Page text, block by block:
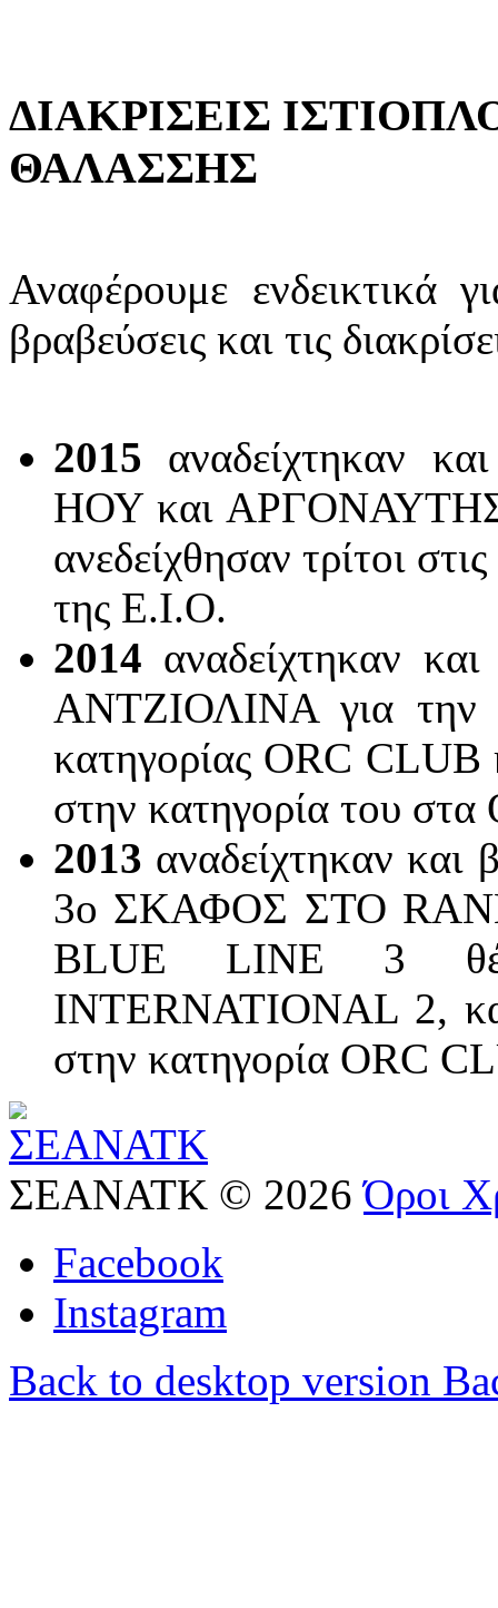
ΔΙΑΚΡΙΣΕΙΣ
ΘΑΛΑΣΣΗΣ
Αναφέρουμε ενδεικτικά
βραβεύσεις και τις
2015 αναδείχτηκαν
ΗΟΥ και ΑΡΓΟΝΑΥΤΗΣ
ανεδείχθησαν τρίτοι
της Ε.Ι.Ο.
2014 αναδείχτηκαν
ΑΝΤΖΙΟΛΙΝΑ για την
κατηγορίας ORC
στην κατηγορία του
2013 αναδείχτηκαν
3ο ΣΚΑΦΟΣ ΣΤΟ
BLUE LINE 3
INTERNATIONAL 2,
στην κατηγορία ORC
ΣΕΑΝΑΤΚ © 2026 Όροι
Facebook
Instagram
Back to desktop version